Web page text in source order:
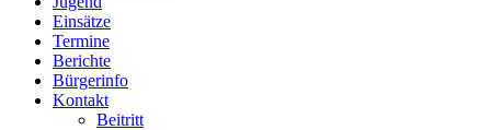
Einsätze
Termine
Berichte
Bürgerinfo
Kontakt
Beitritt